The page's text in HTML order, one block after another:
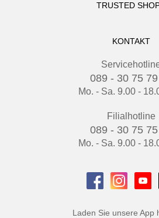
TRUSTED
KONTAKT
089 - 30 75
Mo. - Sa. 9.00 -
Filialhotline
089 - 30 75
Mo. - Sa. 9.00 -
Laden Sie unsere App